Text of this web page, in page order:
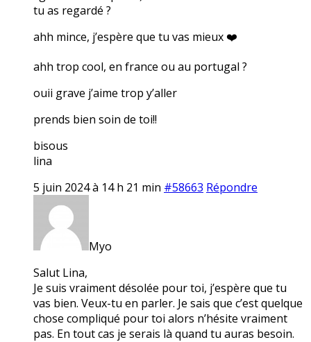
tu as regardé ?
ahh mince, j’espère que tu vas mieux ❤️
ahh trop cool, en france ou au portugal ?
ouii grave j’aime trop y’aller
prends bien soin de toi!!
bisous
lina
5 juin 2024 à 14 h 21 min #58663 Répondre
Myo
Salut Lina,
Je suis vraiment désolée pour toi, j’espère que tu
vas bien. Veux-tu en parler. Je sais que c’est quelque
chose compliqué pour toi alors n’hésite vraiment
pas. En tout cas je serais là quand tu auras besoin.